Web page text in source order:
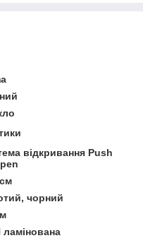
відкривання Push
чорний